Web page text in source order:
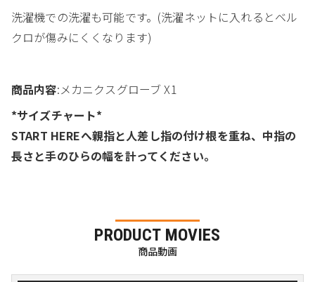
洗濯機での洗濯も可能です。(洗濯ネットに入れるとベル
クロが傷みにくくなります)
商品内容:メカニクスグローブ X1
*サイズチャート*
START HEREへ親指と人差し指の付け根を重ね、中指の
長さと手のひらの幅を計ってください。
PRODUCT MOVIES
商品動画